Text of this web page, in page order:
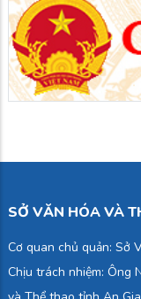
SỞ VĂN HÓA VÀ
Cơ quan chủ quản: Sở
Chịu trách nhiệm: Ông